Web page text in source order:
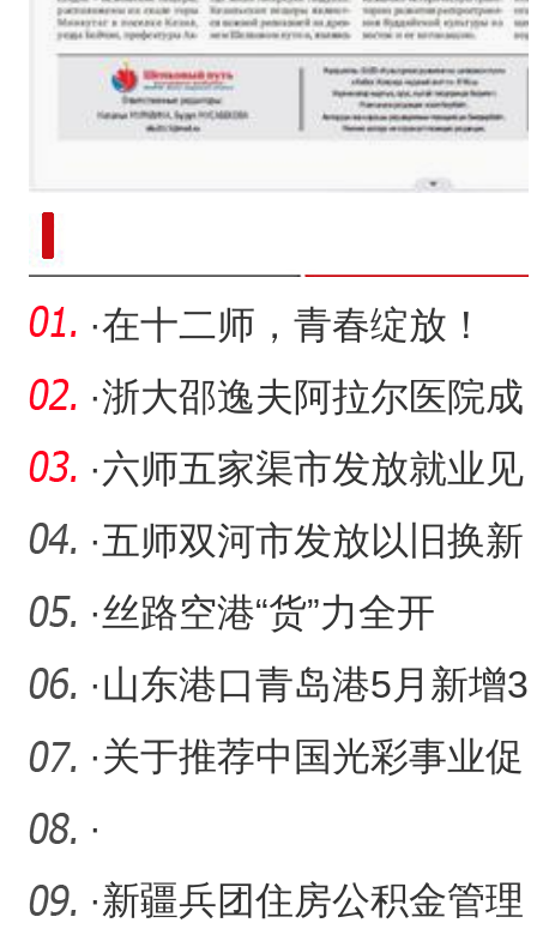
·在十二师，青春绽放！
·浙大邵逸夫阿拉尔医院成
功救治高危孕产妇获家属
深
·六师五家渠市发放就业见
习补贴121.1万元
·五师双河市发放以旧换新
财政补贴390.6万元
·丝路空港“货”力全开
·山东港口青岛港5月新增3
条通达共建“一带一路”国
·关于推荐中国光彩事业促
进会2025年换届兵团人选
的
·
·新疆兵团住房公积金管理